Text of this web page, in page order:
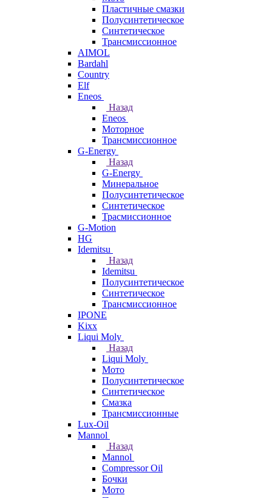
Пластичные смазки
Полусинтетическое
Синтетическое
Трансмиссионное
AIMOL
Bardahl
Country
Elf
Eneos
Назад
Eneos
Моторное
Трансмиссионное
G-Energy
Назад
G-Energy
Минеральное
Полусинтетическое
Синтетическое
Трасмиссионное
G-Motion
HG
Idemitsu
Назад
Idemitsu
Полусинтетическое
Синтетическое
Трансмиссионное
IPONE
Kixx
Liqui Moly
Назад
Liqui Moly
Мото
Полусинтетическое
Синтетическое
Смазка
Трансмиссионные
Lux-Oil
Mannol
Назад
Mannol
Compressor Oil
Бочки
Мото